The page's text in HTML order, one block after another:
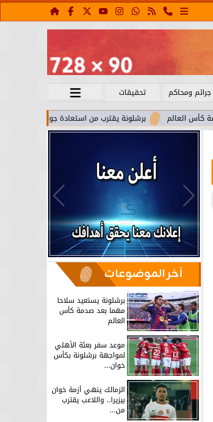
جرائم ومحاكم
تحقيقات
برشلونة يقترب من استعادة جواو كانسيلو
آخر الموضوعات
برشلونة يستعيد سلاحا
مهما بعد صدمة كأس
العالم
موعد سفر بعثة الأهلي
لمواجهة برشلونة بكأس
خوان...
الزمالك ينهي أزمة خوان
بيزيرا.. واللاعب يقترب
من...